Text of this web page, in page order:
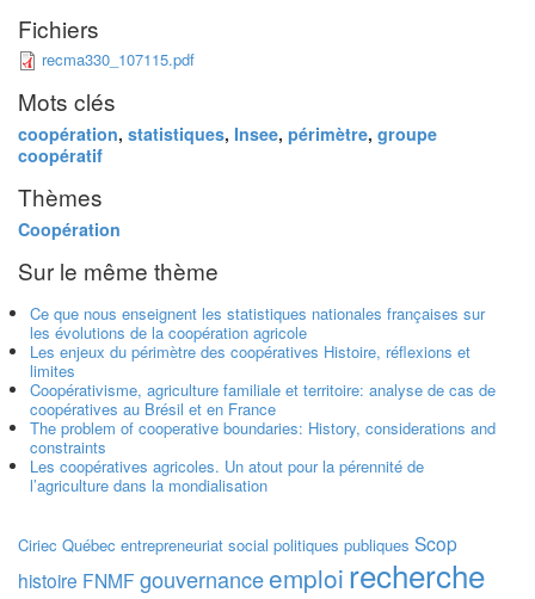
Fichiers
recma330_107115.pdf
Mots clés
coopération, statistiques, Insee, périmètre, groupe
coopératif
Thèmes
Coopération
Sur le même thème
Ce que nous enseignent les statistiques nationales françaises sur
les évolutions de la coopération agricole
Les enjeux du périmètre des coopératives Histoire, réflexions et
limites
Coopérativisme, agriculture familiale et territoire: analyse de cas de
coopératives au Brésil et en France
The problem of cooperative boundaries: History, considerations and
constraints
Les coopératives agricoles. Un atout pour la pérennité de
l’agriculture dans la mondialisation
Ciriec Québec entrepreneuriat social politiques publiques Scop
histoire FNMF gouvernanceemploi recherche